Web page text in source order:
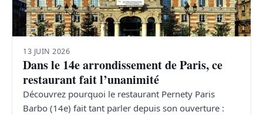
13 JUIN 2026
Dans le 14e arrondissement de Paris, ce
restaurant fait l’unanimité
Découvrez pourquoi le restaurant Pernety Paris
Barbo (14e) fait tant parler depuis son ouverture :